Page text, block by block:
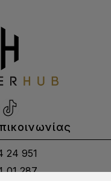
24 951
01 287